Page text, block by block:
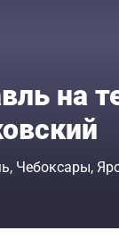
на
Чебоксары